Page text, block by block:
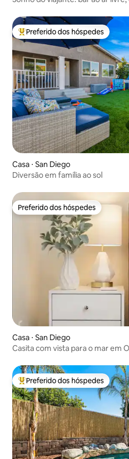
Entre os melhores preferidos dos
Preferido dos hóspedes
Casa ⋅ San Diego
Diversão em família ao sol
Preferido dos hóspedes
Preferido dos hóspedes
Casa ⋅ San Diego
Casita com vista para o mar em
Entre os melhores preferidos
Preferido dos hóspedes